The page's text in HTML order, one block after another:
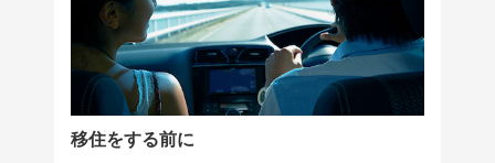
移住をする前に